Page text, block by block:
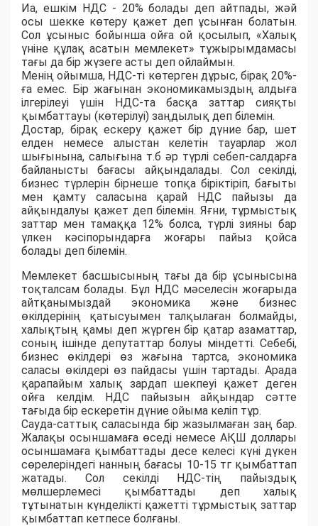
Иа, ешкім НДС - 20% болады деп айтпады, жәй
осы шекке көтеру қажет деп ұсынған болатын.
Сол ұсыныс бойынша ойға ой қосылып, «Халық
үніне құлақ асатын мемлекет» тұжырымдамасы
тағы да бір жүзеге асты деп ойлаймын.
Менің ойымша, НДС-ті көтерген дұрыс, бірақ 20%-
ға емес. Бір жағынан экономикамыздың алдыға
ілгерілеуі үшін НДС-та басқа заттар сияқты
қымбаттауы (көтерілуі) заңдылық деп білемін.
Достар, бірақ ескеру қажет бір дүние бар, шет
елден немесе алыстан келетін тауарлар жол
шығынына, салығына т.б әр түрлі себеп-салдарға
байланысты бағасы айқындалады. Сол секілді,
бизнес түрлерін бірнеше топқа біріктіріп, бағыты
мен қамту саласына қарай НДС пайызы да
айқындалуы қажет деп білемін. Яғни, тұрмыстық
заттар мен тамаққа 12% болса, түрлі зияны бар
үлкен кәсіпорындарға жоғары пайыз қойса
болады деп білемін.
Мемлекет басшысының тағы да бір ұсынысына
тоқталсам болады. Бұл НДС мәселесін жоғарыда
айтқанымыздай экономика және бизнес
өкілдерінің қатысуымен талқылаған болмайды,
халықтың қамы деп жүрген бір қатар азаматтар,
соның ішінде депутаттар болуы міндетті. Себебі,
бизнес өкілдері өз жағына тартса, экономика
саласы өкілдері өз пайдасы үшін тартады. Арада
қарапайым халық зардап шекпеуі қажет деген
ойға келдім. НДС пайызын айқындар сәтте
тағыда бір ескеретін дүние ойыма келіп тұр.
Сауда-саттық саласында бір жазылмаған заң бар.
Жалақы осыншамаға өседі немесе АҚШ доллары
осыншамаға қымбаттады десе келесі күні дүкен
сөрелеріндегі нанның бағасы 10-15 тг қымбаттап
жатады. Сол секілді НДС-тің пайыздық
мөлшерлемесі қымбаттады деп халық
тұтынатын күнделікті қажетті тұрмыстық заттар
қымбаттап кетпесе болғаны.